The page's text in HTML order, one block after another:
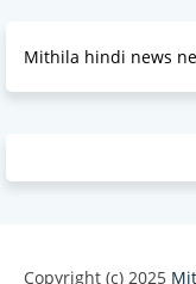
Mithila hindi news
Copyright (c) 2025